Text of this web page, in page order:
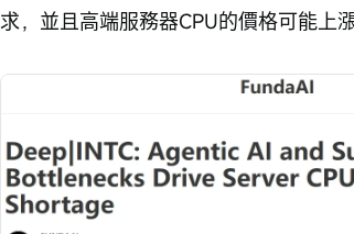
求，並且高端服務器CPU的價格可能上